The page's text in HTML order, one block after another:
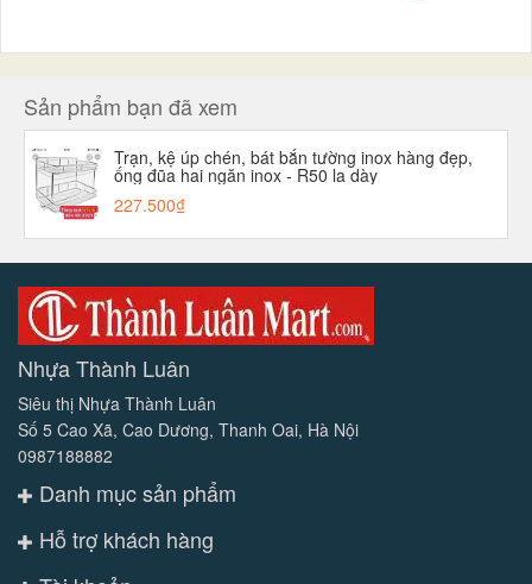
Sản phẩm bạn đã xem
Trạn, kệ úp chén, bát bắn tường inox hàng đẹp,
ống đũa hai ngăn inox - R50 la dày
227.500₫
Nhựa Thành Luân
Siêu thị Nhựa Thành Luân
Số 5 Cao Xã, Cao Dương, Thanh Oai, Hà Nội
0987188882
Danh mục sản phẩm
Hỗ trợ khách hàng